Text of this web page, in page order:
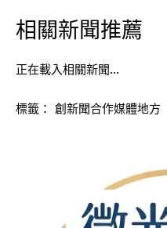
相關新聞推薦
正在載入相關新聞…
標籤： 創新聞合作媒體地方